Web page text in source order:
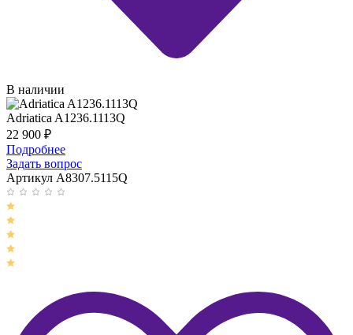
В наличии
Adriatica A1236.1113Q
22 900 ₽
Подробнее
Задать вопрос
Артикул A8307.5115Q